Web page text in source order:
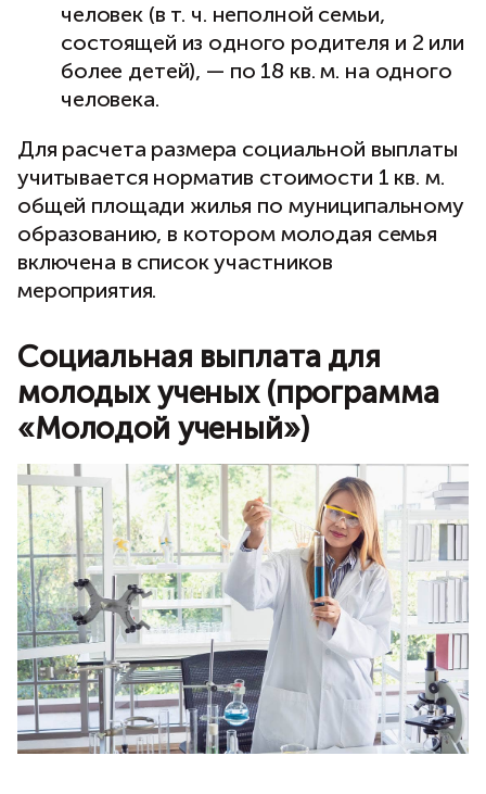
человек (в т. ч. неполной семьи,
состоящей из одного родителя и 2 или
более детей), — по 18 кв. м. на одного
человека.
Для расчета размера социальной выплаты
учитывается норматив стоимости 1 кв. м.
общей площади жилья по муниципальному
образованию, в котором молодая семья
включена в список участников
мероприятия.
Социальная выплата для
молодых ученых (программа
«Молодой ученый»)